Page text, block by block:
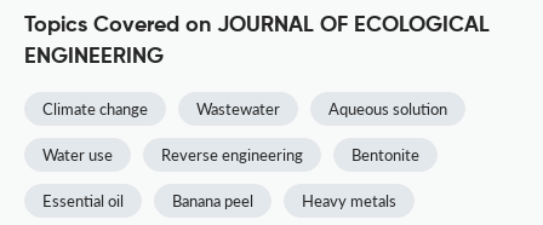
Topics Covered on JOURNAL OF ECOLOGICAL
ENGINEERING
Climate change Wastewater Aqueous solution
Water use Reverse engineering Bentonite
Essential oil Banana peel Heavy metals